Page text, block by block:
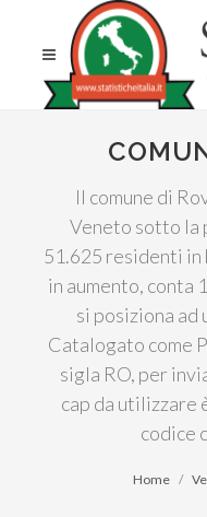
Il comune di
Veneto sotto la
51.625 residenti in
in aumento, conta
si posiziona ad
Catalogato come
sigla RO, per
cap da utilizzare
codice
Home